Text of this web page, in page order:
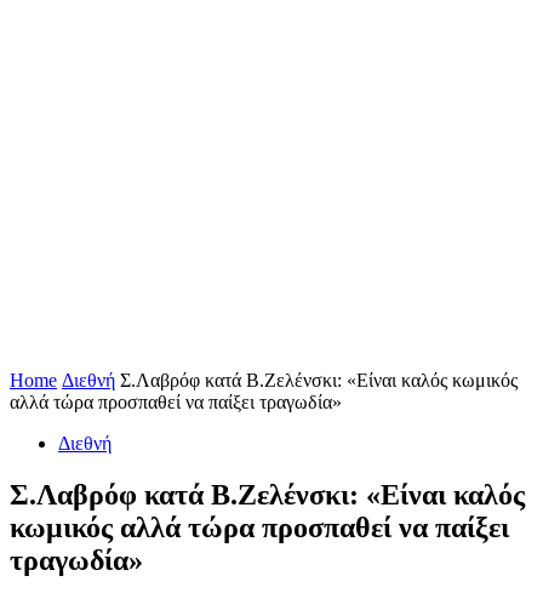
Home Διεθνή Σ.Λαβρόφ κατά Β.Ζελένσκι: «Είναι καλός κωμικός
αλλά τώρα προσπαθεί να παίξει τραγωδία»
Διεθνή
Σ.Λαβρόφ κατά Β.Ζελένσκι: «Είναι καλός
κωμικός αλλά τώρα προσπαθεί να παίξει
τραγωδία»